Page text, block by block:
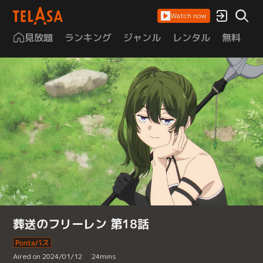
Watch now
見放題 ランキング ジャンル レンタル 無料
葬送のフリーレン 第18話
Aired on 2024/01/12 24mins